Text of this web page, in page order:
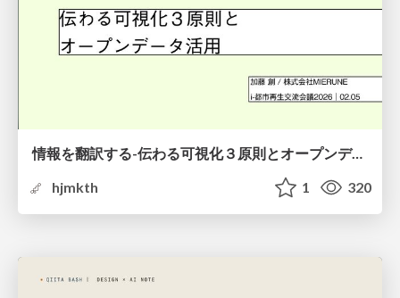
情報を翻訳する-伝わる可視化３原則とオープンデータ活用-
hjmkth
1 320